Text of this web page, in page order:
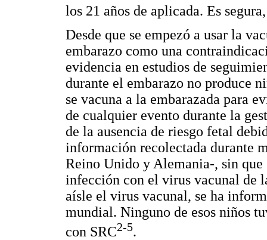
los 21 años de aplicada. Es
Desde que se empezó a usar la
embarazo como una
evidencia en estudios de
durante el embarazo no produce
se vacuna a la embarazada para
de cualquier evento durante la
de la ausencia de riesgo fetal
información recolectada durante
Reino Unido y Alemania-, sin que
infección con el virus vacunal de
aísle el virus vacunal, se ha
mundial. Ninguno de esos niños
con SRC2-5.